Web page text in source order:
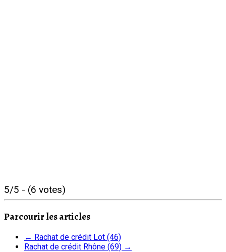
5/5 - (6 votes)
Parcourir les articles
← Rachat de crédit Lot (46)
Rachat de crédit Rhône (69) →